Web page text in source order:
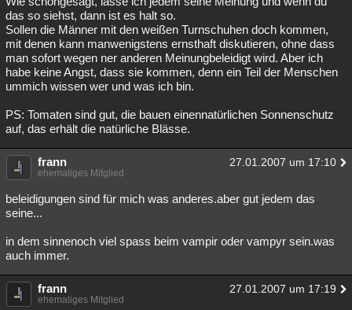
das so siehst, dann ist es halt so.
Sollen die Männer mit den weißen Turnschuhen doch kommen,
mit denen kann manwenigstens ernsthaft diskutieren, ohne dass
man sofort wegen ner anderen Meinungbeleidigt wird. Aber ich
habe keine Angst, dass sie kommen, denn ein Teil der Menschen
ummich wissen wer und was ich bin.
PS: Tomaten sind gut, die bauen einennatürlichen Sonnenschutz
auf, das erhält die natürliche Blässe.
frann 27.01.2007 um 17:10
ehemaliges Mitglied
beleidigungen sind für mich was anderes.aber gut jedem das
seine...
in dem sinnenoch viel spass beim vampir oder vampyr sein.was
auch immer.
frann 27.01.2007 um 17:19
ehemaliges Mitglied